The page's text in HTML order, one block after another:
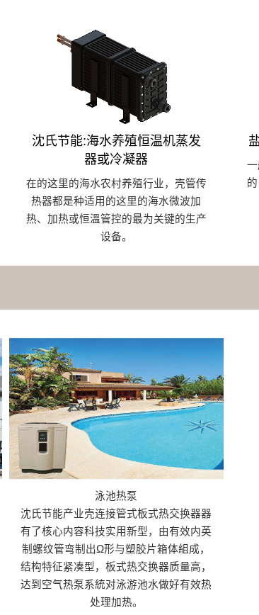
沈氏节能:海水养殖恒温机蒸发
器或冷凝器
在的这里的海水农村养殖行业，壳管传
热器都是种适用的这里的海水微波加
热、加热或恒溫管控的最为关键的生产
设备。
泳池热泵
沈氏节能产业壳连接管式板式热交换器器
有了核心内容科技实用新型，由有效内英
制螺纹管弯制出Ω形与塑胶片箱体組成，
结构特征紧凑型，板式热交换器质量高，
达到空气热泵系統对泳游池水做好有效热
处理加热。